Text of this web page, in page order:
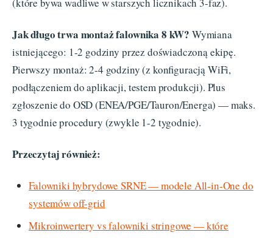
(które bywa wadliwe w starszych licznikach 3-faz).
Jak długo trwa montaż falownika 8 kW? Wymiana
istniejącego: 1-2 godziny przez doświadczoną ekipę.
Pierwszy montaż: 2-4 godziny (z konfiguracją WiFi,
podłączeniem do aplikacji, testem produkcji). Plus
zgłoszenie do OSD (ENEA/PGE/Tauron/Energa) — maks.
3 tygodnie procedury (zwykle 1-2 tygodnie).
Przeczytaj również:
Falowniki hybrydowe SRNE — modele All-in-One do
systemów off-grid
Mikroinwertery vs falowniki stringowe — które